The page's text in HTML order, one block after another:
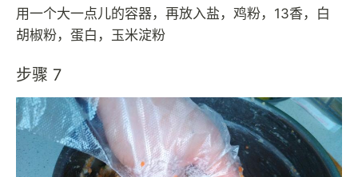
用一个大一点儿的容器，再放入盐，鸡粉，13香，白
胡椒粉，蛋白，玉米淀粉
步骤 7